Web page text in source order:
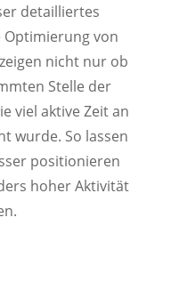
detailliertes
von
nicht nur ob
Stelle der
viel aktive Zeit an
wurde. So lassen
positionieren
hoher Aktivität